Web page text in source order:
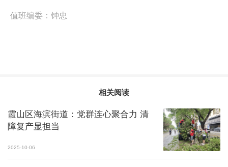
值班编委： 钟忠
相关阅读
霞山区海滨街道：党群连心聚合力 清
障复产显担当
2025-10-06